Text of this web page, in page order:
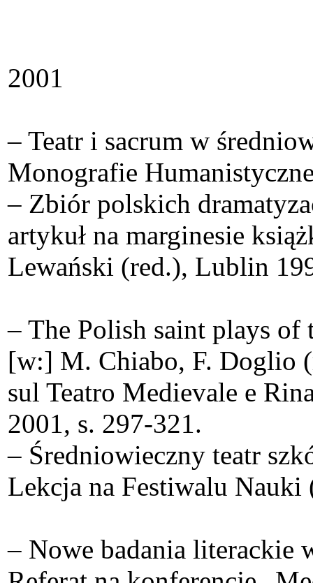
2001
– Teatr i sacrum w
Monografie
– Zbiór polskich
artykuł na marginesie
Lewański (red.), Lublin
– The Polish saint plays of
[w:] M. Chiabo, F. Doglio
sul Teatro Medievale e
2001, s. 297-321.
– Średniowieczny teatr
Lekcja na Festiwalu
– Nowe badania literackie